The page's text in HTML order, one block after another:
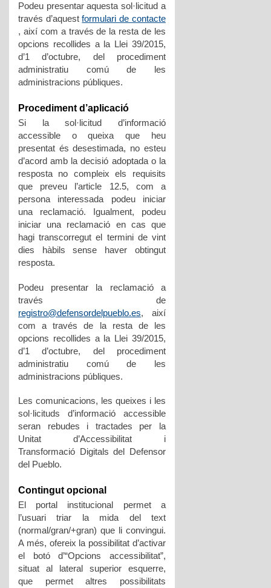
Podeu presentar aquesta sol·licitud a
través d’aquestformulari de contacte
, així com a través de la resta de les
opcions recollides a la Llei 39/2015,
d’1 d’octubre, del procediment
administratiu comú de les
administracions públiques.
Procediment d’aplicació
Si la sol·licitud d’informació
accessible o queixa que heu
presentat és desestimada, no esteu
d’acord amb la decisió adoptada o la
resposta no compleix els requisits
que preveu l’article 12.5, com a
persona interessada podeu iniciar
una reclamació. Igualment, podeu
iniciar una reclamació en cas que
hagi transcorregut el termini de vint
dies hàbils sense haver obtingut
resposta.
Podeu presentar la reclamació a
través de
registro@defensordelpueblo.es, així
com a través de la resta de les
opcions recollides a la Llei 39/2015,
d’1 d’octubre, del procediment
administratiu comú de les
administracions públiques.
Les comunicacions, les queixes i les
sol·licituds d’informació accessible
seran rebudes i tractades per la
Unitat d’Accessibilitat i
Transformació Digitals del Defensor
del Pueblo.
Contingut opcional
El portal institucional permet a
l’usuari triar la mida del text
(normal/gran/+gran) que li convingui.
A més, ofereix la possibilitat d’activar
el botó d’“Opcions accessibilitat”,
situat al lateral superior esquerre,
que permet altres possibilitats